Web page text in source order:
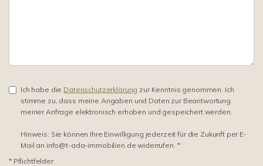
Ich habe die Datenschutzerklärung zur Kenntnis genommen. Ich
stimme zu, dass meine Angaben und Daten zur Beantwortung
meiner Anfrage elektronisch erhoben und gespeichert werden.
Hinweis: Sie können Ihre Einwilligung jederzeit für die Zukunft per E-
Mail an info@t-ada-immobilien.de widerrufen. *
* Pflichtfelder